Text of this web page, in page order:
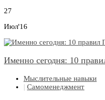
27
Июл'16
Именно сегодня: 10
Мыслительные навыки
| Самоменеджмент